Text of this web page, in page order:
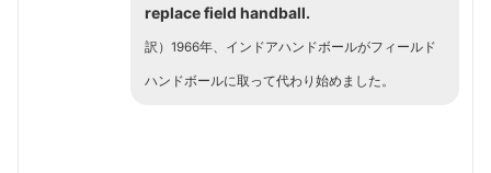
replace field handball.
訳）1966年、インドアハンドボールがフィールド
ハンドボールに取って代わり始めました。